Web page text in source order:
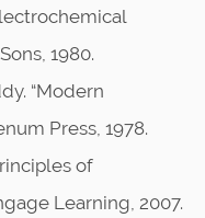
1980.
“Modern
Press, 1978.
of
Learning, 2007.